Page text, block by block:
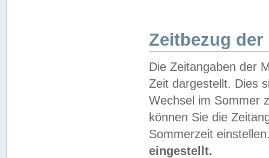
Zeitbezug der
Die Zeitangaben der
Zeit dargestellt. Dies
Wechsel im Sommer
können Sie die
Sommerzeit
eingestellt.